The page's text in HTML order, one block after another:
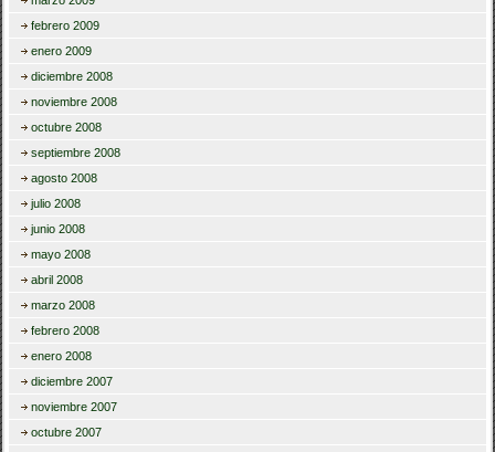
febrero 2009
enero 2009
diciembre 2008
noviembre 2008
octubre 2008
septiembre 2008
agosto 2008
julio 2008
junio 2008
mayo 2008
abril 2008
marzo 2008
febrero 2008
enero 2008
diciembre 2007
noviembre 2007
octubre 2007